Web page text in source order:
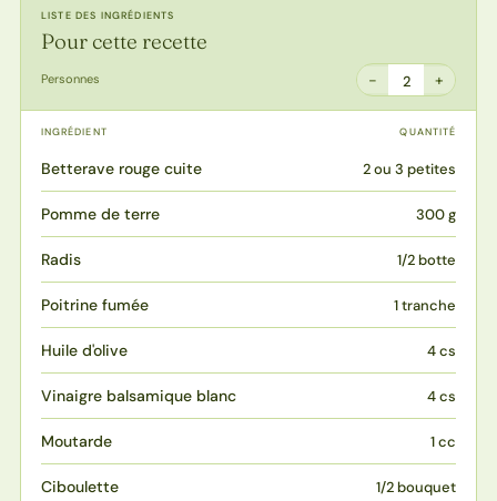
LISTE DES INGRÉDIENTS
Pour cette recette
Personnes − 2 +
INGRÉDIENT QUANTITÉ
Betterave rouge cuite 2 ou 3 petites
Pomme de terre 300 g
Radis 1/2 botte
Poitrine fumée 1 tranche
Huile d'olive 4 cs
Vinaigre balsamique blanc 4 cs
Moutarde 1 cc
Ciboulette 1/2 bouquet